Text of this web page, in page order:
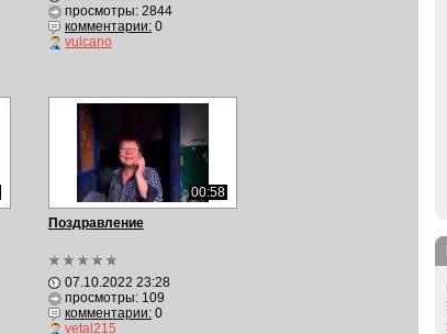
просмотры: 2844
комментарии:0
vulcano
00:58
Поздравление
07.10.2022 23:28
просмотры: 109
комментарии:0
vetal215